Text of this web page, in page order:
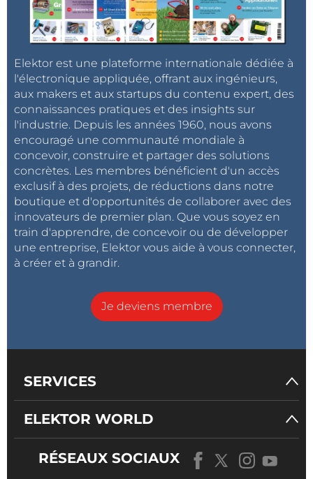
Elektor est une plateforme internationale dédiée à
l'électronique appliquée, offrant aux ingénieurs,
aux makers et aux startups du contenu expert, des
connaissances pratiques et des insights sur
l'industrie. Depuis les années 1960, nous avons
encouragé une communauté mondiale à
concevoir, construire et partager des solutions
concrètes. Les membres bénéficient d'un accès
exclusif à des projets, de réductions dans notre
boutique et d'opportunités de collaborer avec des
innovateurs de premier plan. Que vous soyez en
train d'apprendre, de concevoir ou de développer
une entreprise, Elektor vous aide à vous connecter,
à créer et à grandir.
Je deviens membre
SERVICES
ELEKTOR WORLD
RÉSEAUX SOCIAUX